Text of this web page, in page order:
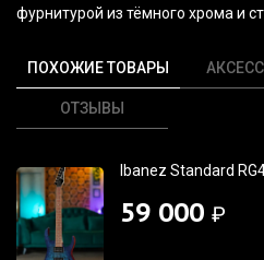
фурнитурой из тёмного хрома и
ПОХОЖИЕ ТОВАРЫ
ОТЗЫВЫ
Ibanez Standard
59 000 ₽